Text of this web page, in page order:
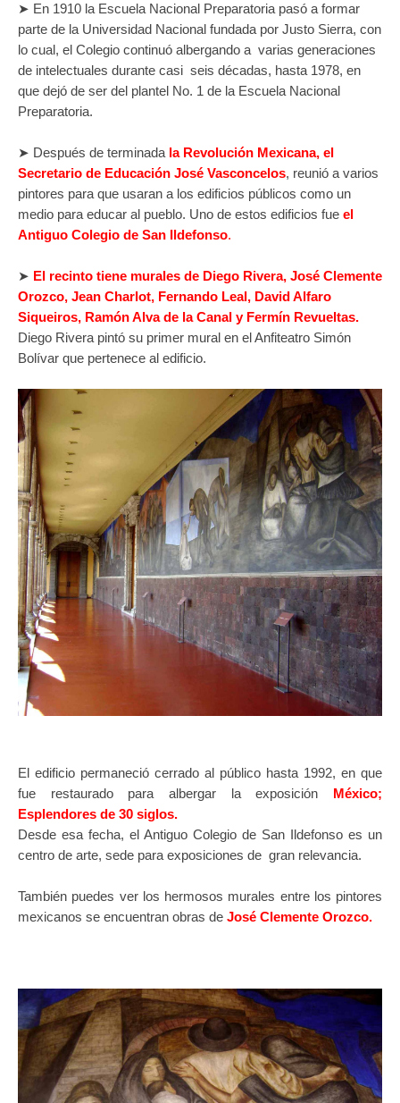
➤ En 1910 la Escuela Nacional Preparatoria pasó a formar
parte de la Universidad Nacional fundada por Justo Sierra, con
lo cual, el Colegio continuó albergando a varias generaciones
de intelectuales durante casi seis décadas, hasta 1978, en
que dejó de ser del plantel No. 1 de la Escuela Nacional
Preparatoria.
➤ Después de terminada la Revolución Mexicana, el
Secretario de Educación José Vasconcelos, reunió a varios
pintores para que usaran a los edificios públicos como un
medio para educar al pueblo. Uno de estos edificios fue el
Antiguo Colegio de San Ildefonso.
➤ El recinto tiene murales de Diego Rivera, José Clemente
Orozco, Jean Charlot, Fernando Leal, David Alfaro
Siqueiros, Ramón Alva de la Canal y Fermín Revueltas.
Diego Rivera pintó su primer mural en el Anfiteatro Simón
Bolívar que pertenece al edificio.
El edificio permaneció cerrado al público hasta 1992, en que
fue restaurado para albergar la exposición México;
Esplendores de 30 siglos.
Desde esa fecha, el Antiguo Colegio de San Ildefonso es un
centro de arte, sede para exposiciones de gran relevancia.
También puedes ver los hermosos murales entre los pintores
mexicanos se encuentran obras de José Clemente Orozco.